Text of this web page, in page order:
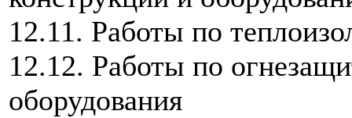
12.11. Работы по
12.12. Работы по
оборудования